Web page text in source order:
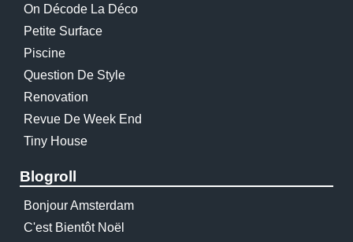
On Décode La Déco
Petite Surface
Piscine
Question De Style
Renovation
Revue De Week End
Tiny House
Blogroll
Bonjour Amsterdam
C'est Bientôt Noël